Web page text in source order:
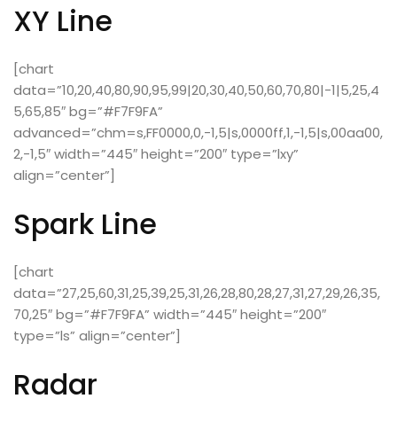
XY Line
[chart
data=”10,20,40,80,90,95,99|20,30,40,50,60,70,80|-1|5,25,4
5,65,85″ bg=”#F7F9FA”
advanced=”chm=s,FF0000,0,-1,5|s,0000ff,1,-1,5|s,00aa00,
2,-1,5″ width=”445″ height=”200″ type=”lxy”
align=”center”]
Spark Line
[chart
data=”27,25,60,31,25,39,25,31,26,28,80,28,27,31,27,29,26,35,
70,25″ bg=”#F7F9FA” width=”445″ height=”200″
type=”ls” align=”center”]
Radar